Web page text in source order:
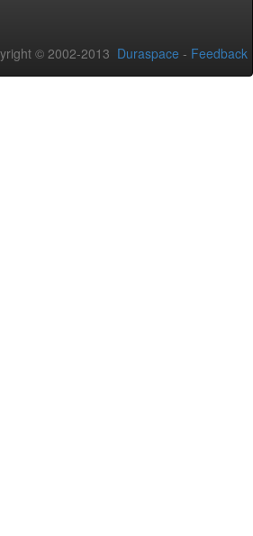
© 2002-2013 Duraspace - Feedback